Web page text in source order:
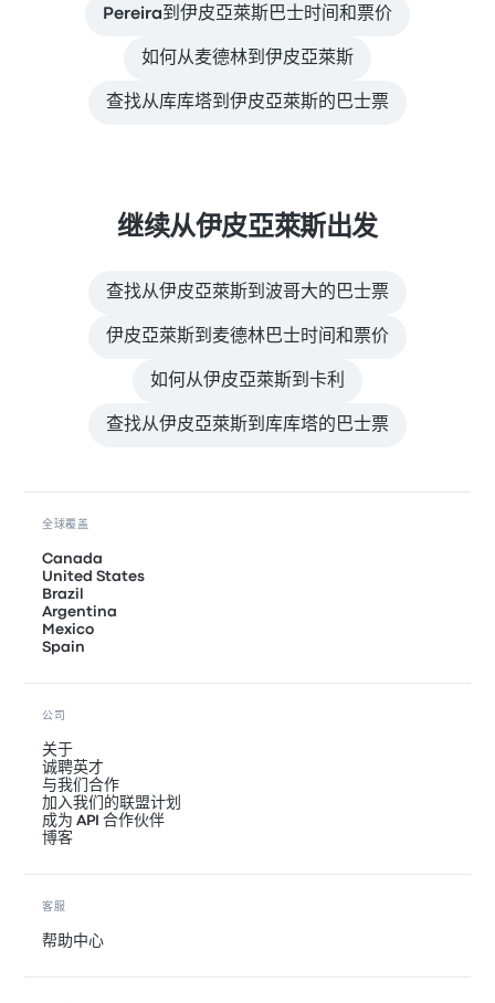
Pereira到伊皮亞萊斯巴士时间和票价
如何从麦德林到伊皮亞萊斯
查找从库库塔到伊皮亞萊斯的巴士票
继续从伊皮亞萊斯出发
查找从伊皮亞萊斯到波哥大的巴士票
伊皮亞萊斯到麦德林巴士时间和票价
如何从伊皮亞萊斯到卡利
查找从伊皮亞萊斯到库库塔的巴士票
全球覆盖
Canada
United States
Brazil
Argentina
Mexico
Spain
公司
关于
诚聘英才
与我们合作
加入我们的联盟计划
成为 API 合作伙伴
博客
客服
帮助中心